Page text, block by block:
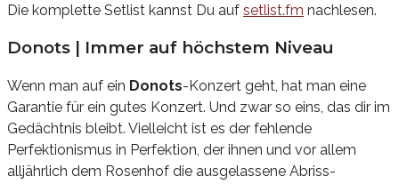
Die komplette Setlist kannst Du auf setlist.fm nachlesen.
Donots | Immer auf höchstem Niveau
Wenn man auf ein Donots-Konzert geht, hat man eine
Garantie für ein gutes Konzert. Und zwar so eins, das dir im
Gedächtnis bleibt. Vielleicht ist es der fehlende
Perfektionismus in Perfektion, der ihnen und vor allem
alljährlich dem Rosenhof die ausgelassene Abriss-